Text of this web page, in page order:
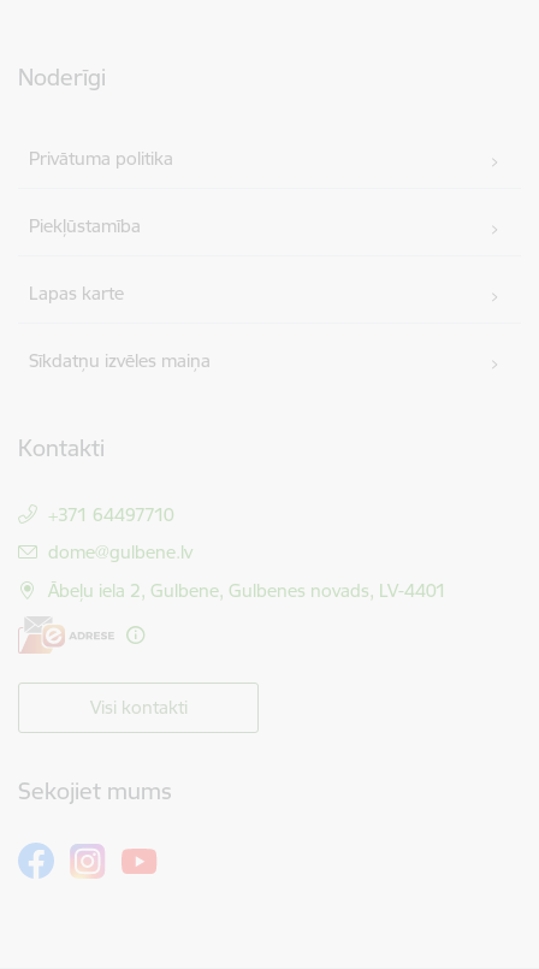
Noderīgi
Privātuma politika
Piekļūstamība
Lapas karte
Sīkdatņu izvēles maiņa
Kontakti
+371 64497710
E-pasts:
dome@gulbene.lv
Ābeļu iela 2, Gulbene, Gulbenes novads, LV-4401
Visi kontakti
Sekojiet mums